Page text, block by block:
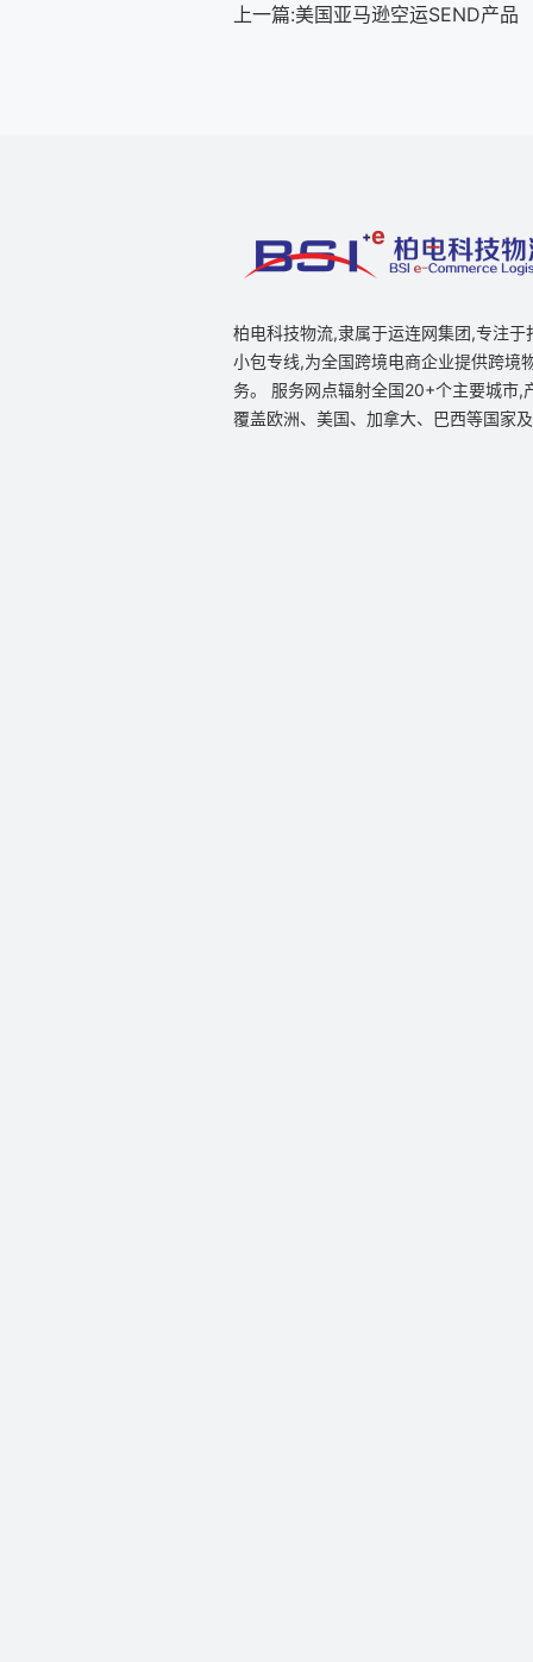
上一篇:美国亚马逊空运SEND产品
柏电科技物流,隶属于运连网集团,专注于
小包专线,为全国跨境电商企业提供跨境
务。 服务网点辐射全国20+个主要城市,
覆盖欧洲、美国、加拿大、巴西等国家